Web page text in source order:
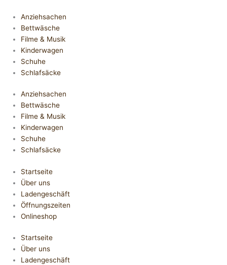
Anziehsachen
Bettwäsche
Filme & Musik
Kinderwagen
Schuhe
Schlafsäcke
Anziehsachen
Bettwäsche
Filme & Musik
Kinderwagen
Schuhe
Schlafsäcke
Startseite
Über uns
Ladengeschäft
Öffnungszeiten
Onlineshop
Startseite
Über uns
Ladengeschäft